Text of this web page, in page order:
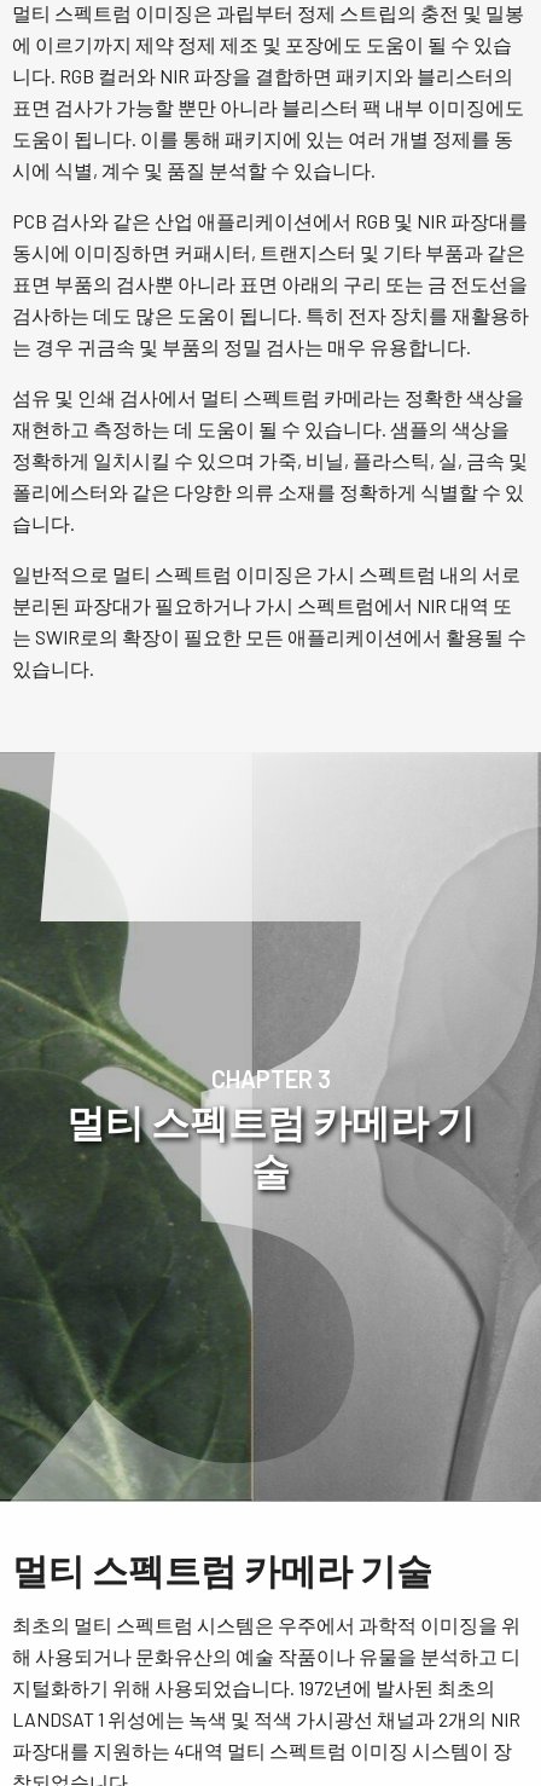
멀티 스펙트럼 이미징은 과립부터 정제 스트립의 충전 및 밀봉
에 이르기까지 제약 정제 제조 및 포장에도 도움이 될 수 있습
니다. RGB 컬러와 NIR 파장을 결합하면 패키지와 블리스터의
표면 검사가 가능할 뿐만 아니라 블리스터 팩 내부 이미징에도
도움이 됩니다. 이를 통해 패키지에 있는 여러 개별 정제를 동
시에 식별, 계수 및 품질 분석할 수 있습니다.
PCB 검사와 같은 산업 애플리케이션에서 RGB 및 NIR 파장대를
동시에 이미징하면 커패시터, 트랜지스터 및 기타 부품과 같은
표면 부품의 검사뿐 아니라 표면 아래의 구리 또는 금 전도선을
검사하는 데도 많은 도움이 됩니다. 특히 전자 장치를 재활용하
는 경우 귀금속 및 부품의 정밀 검사는 매우 유용합니다.
섬유 및 인쇄 검사에서 멀티 스펙트럼 카메라는 정확한 색상을
재현하고 측정하는 데 도움이 될 수 있습니다. 샘플의 색상을
정확하게 일치시킬 수 있으며 가죽, 비닐, 플라스틱, 실, 금속 및
폴리에스터와 같은 다양한 의류 소재를 정확하게 식별할 수 있
습니다.
일반적으로 멀티 스펙트럼 이미징은 가시 스펙트럼 내의 서로
분리된 파장대가 필요하거나 가시 스펙트럼에서 NIR 대역 또
는 SWIR로의 확장이 필요한 모든 애플리케이션에서 활용될 수
있습니다.
CHAPTER 3
멀티 스펙트럼 카메라 기
술
멀티 스펙트럼 카메라 기술
최초의 멀티 스펙트럼 시스템은 우주에서 과학적 이미징을 위
해 사용되거나 문화유산의 예술 작품이나 유물을 분석하고 디
지털화하기 위해 사용되었습니다. 1972년에 발사된 최초의
LANDSAT 1 위성에는 녹색 및 적색 가시광선 채널과 2개의 NIR
파장대를 지원하는 4대역 멀티 스펙트럼 이미징 시스템이 장